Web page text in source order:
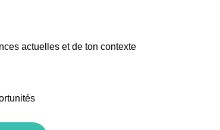
actuelles et de ton contexte